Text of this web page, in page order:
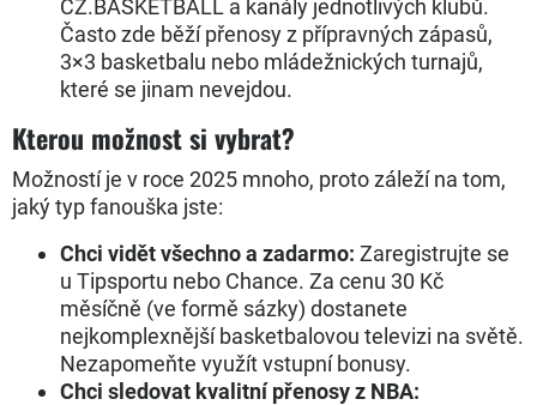
CZ.BASKETBALL a kanály jednotlivých klubů.
Často zde běží přenosy z přípravných zápasů,
3×3 basketbalu nebo mládežnických turnajů,
které se jinam nevejdou.
Kterou možnost si vybrat?
Možností je v roce 2025 mnoho, proto záleží na tom,
jaký typ fanouška jste:
Chci vidět všechno a zadarmo: Zaregistrujte se
u Tipsportu nebo Chance. Za cenu 30 Kč
měsíčně (ve formě sázky) dostanete
nejkomplexnější basketbalovou televizi na světě.
Nezapomeňte využít vstupní bonusy.
Chci sledovat kvalitní přenosy z NBA: